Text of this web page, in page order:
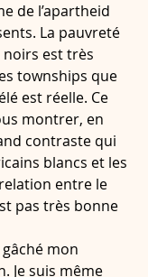
de l’apartheid
La pauvreté
est très
townships que
est réelle. Ce
montrer, en
contraste qui
blancs et les
entre le
pas très bonne
gâché mon
Je suis même